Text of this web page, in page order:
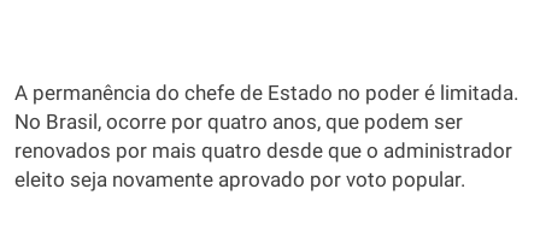
A permanência do chefe de Estado no poder é limitada.
No Brasil, ocorre por quatro anos, que podem ser
renovados por mais quatro desde que o administrador
eleito seja novamente aprovado por voto popular.